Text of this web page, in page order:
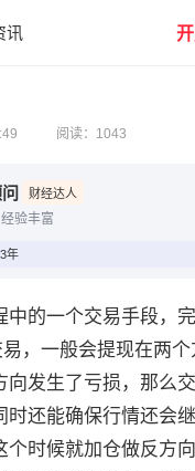
讯
阅读：1043
财经达人
经验丰富
年
中的一个交易手段，
，一般会提现在两
向发生了亏损，那么
时还能确保行情还会
个时候就加仓做反方